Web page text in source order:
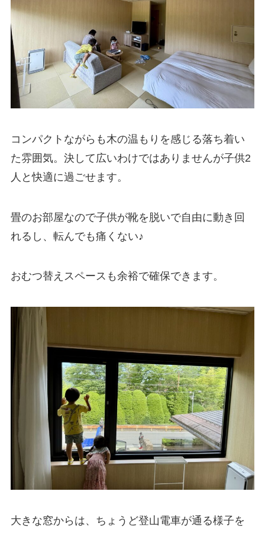
コンパクトながらも木の温もりを感じる落ち着い
た雰囲気。決して広いわけではありませんが子供2
人と快適に過ごせます。
畳のお部屋なので子供が靴を脱いで自由に動き回
れるし、転んでも痛くない♪
おむつ替えスペースも余裕で確保できます。
大きな窓からは、ちょうど登山電車が通る様子を